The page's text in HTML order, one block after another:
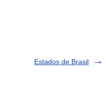
Estados de Brasil